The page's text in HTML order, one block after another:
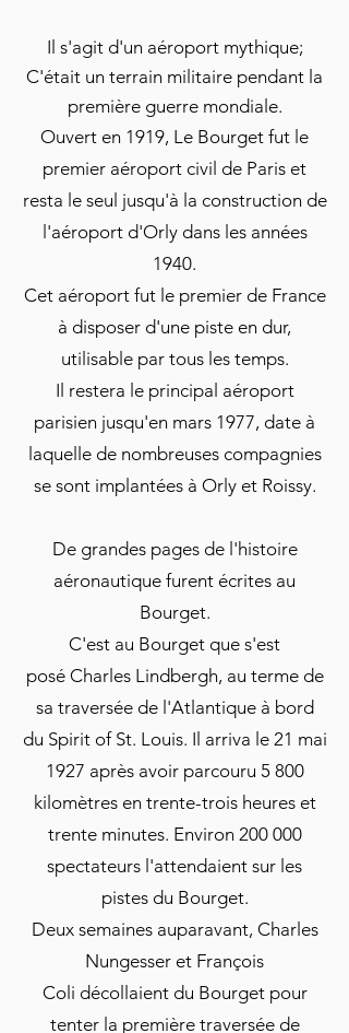
Il s'agit d'un aéroport mythique;
C'était un terrain militaire pendant la
première guerre mondiale.
Ouvert en 1919, Le Bourget fut le
premier aéroport civil de Paris et
resta le seul jusqu'à la construction de
l'aéroport d'Orlydans les années
1940.
Cet aéroport fut le premier de France
à disposer d'une piste en dur,
utilisable par tous les temps.
Il restera le principal aéroport
parisien jusqu'en mars 1977, date à
laquelle de nombreuses compagnies
se sont implantées à Orly et Roissy.
De grandes pages de l'histoire
aéronautique furent écrites au
Bourget.
C'est au Bourget que s'est
posé Charles Lindbergh, au terme de
sa traversée de l'Atlantiqueà bord
du Spirit of St. Louis. Il arriva le 21 mai
1927 après avoir parcouru 5 800
kilomètres en trente-trois heures et
trente minutes. Environ 200 000
spectateurs l'attendaient sur les
pistes du Bourget.
Deux semaines auparavant, Charles
Nungesser et François
Coli décollaient du Bourget pour
tenter la première traversée de